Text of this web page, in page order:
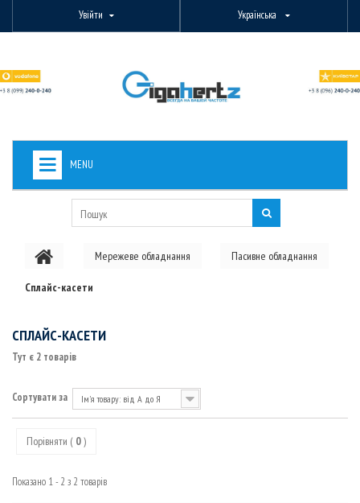
Увійти Українська
MENU
PON ОБЛАДНАННЯ
КАБЕЛЬНА ПРОДУКЦІЯ
МАРШРУТИЗАТОРИ
Мережеве обладнання Пасивне обладнання
Сплайс-касети
СПЛАЙС-КАСЕТИ
Тут є 2 товарів
Сортувати за Ім'я товару: від А до Я
Порівняти ( 0)
Показано 1 - 2 з 2 товарів